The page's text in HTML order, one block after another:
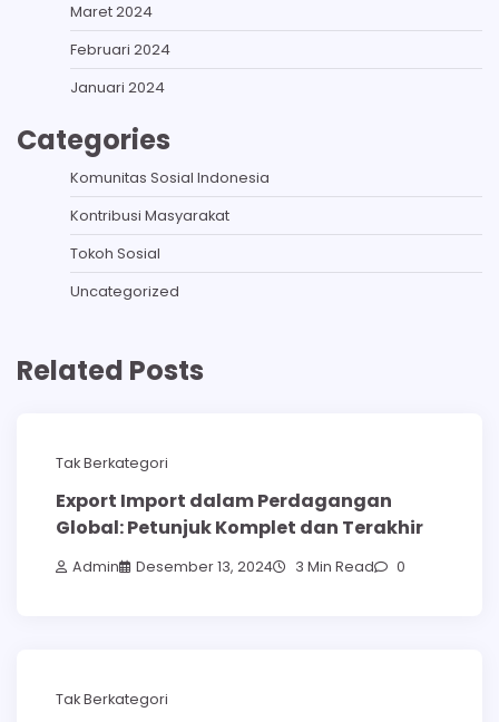
Maret 2024
Februari 2024
Januari 2024
Categories
Komunitas Sosial Indonesia
Kontribusi Masyarakat
Tokoh Sosial
Uncategorized
Related Posts
Tak Berkategori
Export Import dalam Perdagangan
Global: Petunjuk Komplet dan Terakhir
Admin Desember 13, 2024 3 Min Read 0
Tak Berkategori